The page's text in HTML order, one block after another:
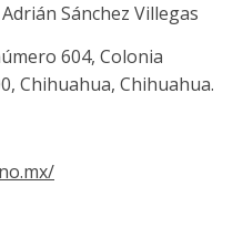
Sánchez Villegas
604, Colonia
Chihuahua, Chihuahua.